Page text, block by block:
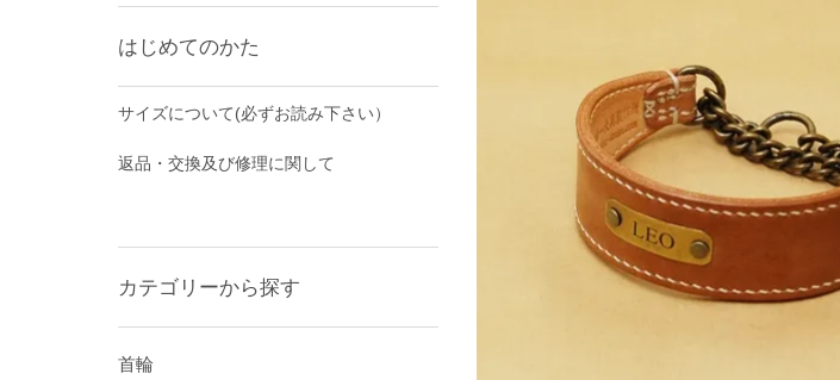
はじめてのかた
サイズについて(必ずお読み下さい）
返品・交換及び修理に関して
カテゴリーから探す
首輪